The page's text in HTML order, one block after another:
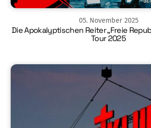
05. November 2025
Die Apokalyptischen Reiter „Freie
Tour 2025